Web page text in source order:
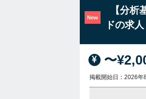
New
【分
ドの求
〜
掲載開始日：2026年